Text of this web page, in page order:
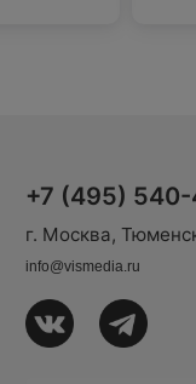
+7 (495)
г. Москва,
info@vismedia.ru